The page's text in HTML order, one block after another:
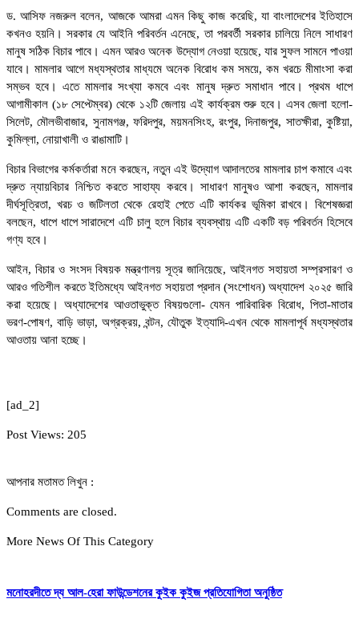
ড. আসিফ নজরুল বলেন, আজকে আমরা এমন কিছু কাজ করেছি, যা বাংলাদেশের ইতিহাসে
কখনও হয়নি। সরকার যে আইনি পরিবর্তন এনেছে, তা পরবর্তী সরকার চালিয়ে নিলে সাধারণ
মানুষ সঠিক বিচার পাবে। এমন আরও অনেক উদ্যোগ নেওয়া হয়েছে, যার সুফল সামনে পাওয়া
যাবে। মামলার আগে মধ্যস্থতার মাধ্যমে অনেক বিরোধ কম সময়ে, কম খরচে মীমাংসা করা
সম্ভব হবে। এতে মামলার সংখ্যা কমবে এবং মানুষ দ্রুত সমাধান পাবে। প্রথম ধাপে
আগামীকাল (১৮ সেপ্টেম্বর) থেকে ১২টি জেলায় এই কার্যক্রম শুরু হবে। এসব জেলা হলো-
সিলেট, মৌলভীবাজার, সুনামগঞ্জ, ফরিদপুর, ময়মনসিংহ, রংপুর, দিনাজপুর, সাতক্ষীরা, কুষ্টিয়া,
কুমিল্লা, নোয়াখালী ও রাঙামাটি।
বিচার বিভাগের কর্মকর্তারা মনে করছেন, নতুন এই উদ্যোগ আদালতের মামলার চাপ কমাবে এবং
দ্রুত ন্যায়বিচার নিশ্চিত করতে সাহায্য করবে। সাধারণ মানুষও আশা করছেন, মামলার
দীর্ঘসূত্রিতা, খরচ ও জটিলতা থেকে রেহাই পেতে এটি কার্যকর ভূমিকা রাখবে। বিশেষজ্ঞরা
বলছেন, ধাপে ধাপে সারাদেশে এটি চালু হলে বিচার ব্যবস্থায় এটি একটি বড় পরিবর্তন হিসেবে
গণ্য হবে।
আইন, বিচার ও সংসদ বিষয়ক মন্ত্রণালয় সূত্র জানিয়েছে, আইনগত সহায়তা সম্প্রসারণ ও
আরও গতিশীল করতে ইতিমধ্যে আইনগত সহায়তা প্রদান (সংশোধন) অধ্যাদেশ ২০২৫ জারি
করা হয়েছে। অধ্যাদেশের আওতাভুক্ত বিষয়গুলো- যেমন পারিবারিক বিরোধ, পিতা-মাতার
ভরণ-পোষণ, বাড়ি ভাড়া, অগ্রক্রয়, বন্টন, যৌতুক ইত্যাদি-এখন থেকে মামলাপূর্ব মধ্যস্থতার
আওতায় আনা হচ্ছে।
[ad_2]
Post Views: 205
আপনার মতামত লিখুন :
Comments are closed.
More News Of This Category
মনোহরদীতে দ্য আল-হেরা ফাউন্ডেশনের কুইক কুইজ প্রতিযোগিতা অনুষ্ঠিত